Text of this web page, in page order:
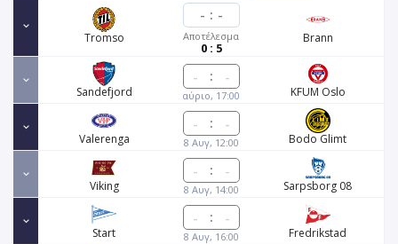
Tromso
- : -
Αποτέλεσμα
0 : 5
Brann
Sandefjord
:
αύριο, 17:00 KFUM Oslo
Valerenga
:
8 Αυγ, 12:00 Bodo Glimt
Viking
:
8 Αυγ, 14:00 Sarpsborg 08
Start
:
8 Αυγ, 16:00 Fredrikstad